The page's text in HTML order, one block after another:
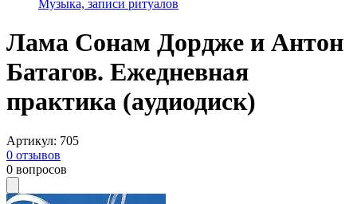
Музыка, записи ритуалов
Лама Сонам Дордже и Антон
Батагов. Ежедневная
практика (aудиодиск)
Артикул: 705
0 отзывов
0 вопросов